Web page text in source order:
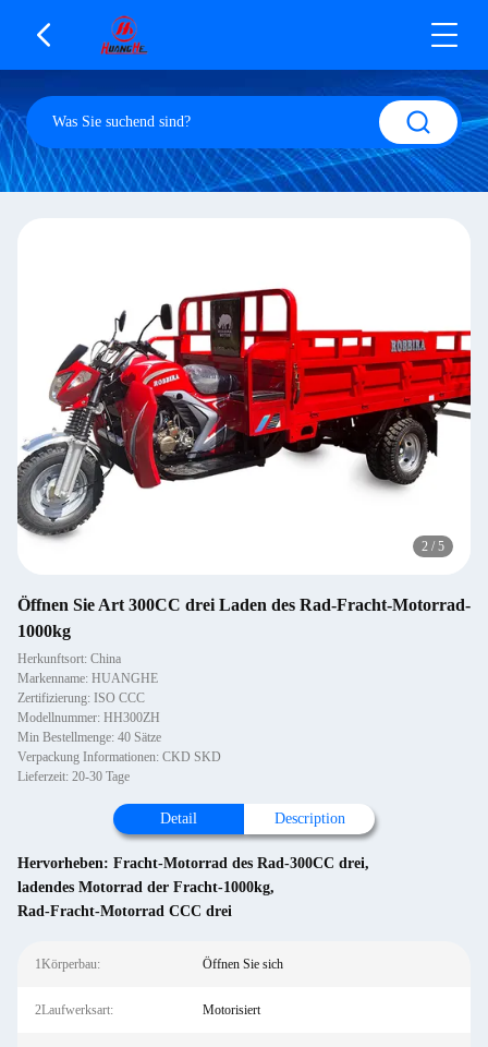
2 / 5
Öffnen Sie Art 300CC drei Laden des Rad-Fracht-Motorrad-
1000kg
Herkunftsort: China
Markenname: HUANGHE
Zertifizierung: ISO CCC
Modellnummer: HH300ZH
Min Bestellmenge: 40 Sätze
Verpackung Informationen: CKD SKD
Lieferzeit: 20-30 Tage
Detail Description
Hervorheben: Fracht-Motorrad des Rad-300CC drei,
ladendes Motorrad der Fracht-1000kg,
Rad-Fracht-Motorrad CCC drei
1Körperbau: Öffnen Sie sich
2Laufwerksart: Motorisiert